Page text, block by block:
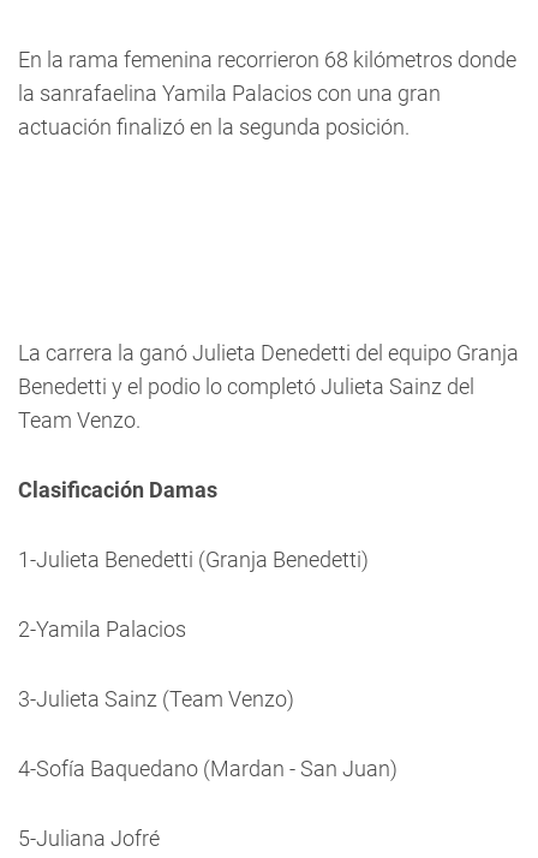
En la rama femenina recorrieron 68 kilómetros donde
la sanrafaelina Yamila Palacios con una gran
actuación finalizó en la segunda posición.
La carrera la ganó Julieta Denedetti del equipo Granja
Benedetti y el podio lo completó Julieta Sainz del
Team Venzo.
Clasificación Damas
1-Julieta Benedetti (Granja Benedetti)
2-Yamila Palacios
3-Julieta Sainz (Team Venzo)
4-Sofía Baquedano (Mardan - San Juan)
5-Juliana Jofré